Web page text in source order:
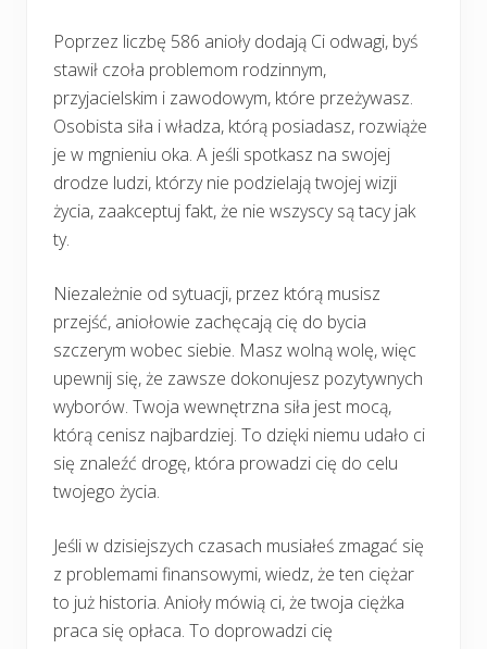
Poprzez liczbę 586 anioły dodają Ci odwagi, byś
stawił czoła problemom rodzinnym,
przyjacielskim i zawodowym, które przeżywasz.
Osobista siła i władza, którą posiadasz, rozwiąże
je w mgnieniu oka. A jeśli spotkasz na swojej
drodze ludzi, którzy nie podzielają twojej wizji
życia, zaakceptuj fakt, że nie wszyscy są tacy jak
ty.
Niezależnie od sytuacji, przez którą musisz
przejść, aniołowie zachęcają cię do bycia
szczerym wobec siebie. Masz wolną wolę, więc
upewnij się, że zawsze dokonujesz pozytywnych
wyborów. Twoja wewnętrzna siła jest mocą,
którą cenisz najbardziej. To dzięki niemu udało ci
się znaleźć drogę, która prowadzi cię do celu
twojego życia.
Jeśli w dzisiejszych czasach musiałeś zmagać się
z problemami finansowymi, wiedz, że ten ciężar
to już historia. Anioły mówią ci, że twoja ciężka
praca się opłaca. To doprowadzi cię